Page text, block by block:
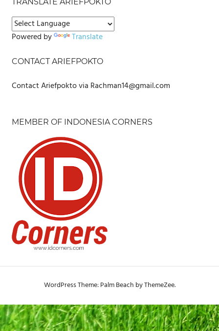
Powered by Translate
CONTACT ARIEFPOKTO
Contact Ariefpokto via Rachman14@gmail.com
MEMBER OF INDONESIA CORNERS
WordPress Theme: Palm Beach by ThemeZee.